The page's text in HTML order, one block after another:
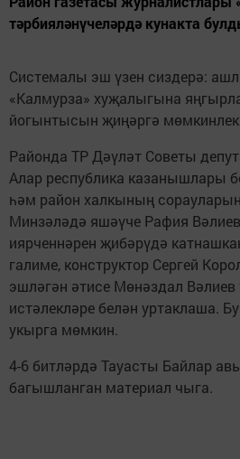
тәрбияләнүчеләрдә кунакта
Системалы эш үзен сиздерә:
«Калмурза» хуҗалыгына
йогынтысын җиңәргә мөмкинлек
Районда ТР Дәүләт Советы
Алар республика казанышлары
һәм район халкының
Минзәләдә яшәүче Рафия
иярченнәрен җибәрүдә
галиме, конструктор Сергей
эшләгән әтисе Мөнәздал
истәлекләре белән уртаклаша.
укырга мөмкин.
4-6 битләрдә Тауасты Байлар
багышланган материал чыга.